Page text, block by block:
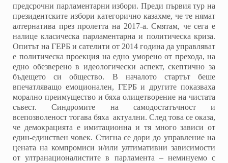
предсрочни парламентарни избори. Преди първия тур на
президентските избори категорично казахме, че те нямат
алтернатива през пролетта на 2017-а. Смятам, че сега е
налице класическа парламентарна и политическа криза.
Опитът на ГЕРБ и сателити от 2014 година да управляват
е политическа проекция на едно уморено от прехода, на
едно обезверено в идеологически аспект, скептично за
бъдещето си общество. В началото стартът беше
впечатляващо емоционален, ГЕРБ и другите показваха
морално преимущество и бяха олицетворение на чистата
съвест. Синдромите на самодостатъчност и
всепозволеност тогава бяха актуални. След това се оказа,
че демокрацията е имитационна и тя много зависи от
един-единствен човек. Стигна се дори до управление на
цената на компромиси и/или ултимативни зависимости
от ултранационалистите в парламента – неминуемо с